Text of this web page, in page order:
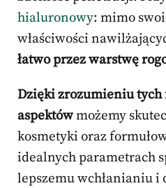
hialuronowy: mimo
właściwości
łatwo przez warstwę
Dzięki zrozumieniu
aspektówmożemy
kosmetyki oraz
idealnych parametrach
lepszemu wchłanianiu i